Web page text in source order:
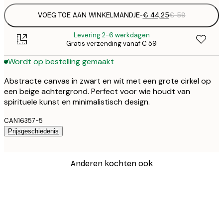
VOEG TOE AAN WINKELMANDJE-€ 44,25€ 59
Levering 2-6 werkdagen
Gratis verzending vanaf € 59
Wordt op bestelling gemaakt
Abstracte canvas in zwart en wit met een grote cirkel op
een beige achtergrond. Perfect voor wie houdt van
spirituele kunst en minimalistisch design.
CAN16357-5
Prijsgeschiedenis
Anderen kochten ook